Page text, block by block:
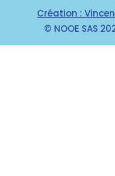
Création :
© NOOE SAS